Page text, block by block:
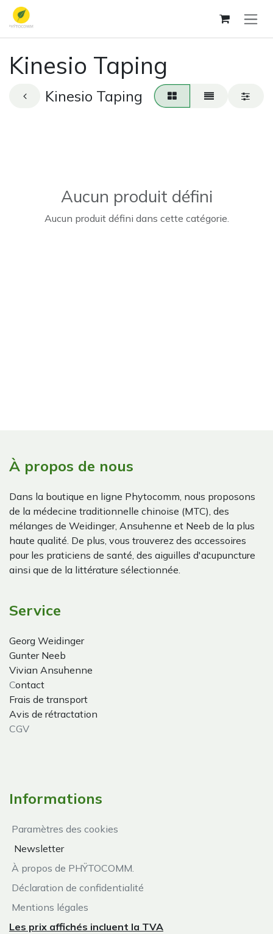
Se rendre au contenu
Kinesio Taping
Kinesio Taping
Aucun produit défini
Aucun produit défini dans cette catégorie.
À propos de nous
Dans la boutique en ligne Phytocomm, nous proposons
de la médecine traditionnelle chinoise (MTC), des
mélanges de Weidinger, Ansuhenne et Neeb de la plus
haute qualité. De plus, vous trouverez des accessoires
pour les praticiens de santé, des aiguilles d'acupuncture
ainsi que de la littérature sélectionnée.
Service
Georg Weidinger
Gunter Neeb
Vivian Ansuhenne
Contact
Frais de transport
Avis de rétractation
CGV
Informations
Paramètres des cookies
Newsletter
À propos de PHŸTOCOMM.
Déclaration de confidentialité
Mentions légales
Les prix affichés incluent la TVA